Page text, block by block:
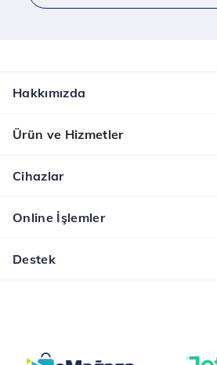
Hakkımızda
Ürün ve Hizmetler
Cihazlar
Online İşlemler
Destek